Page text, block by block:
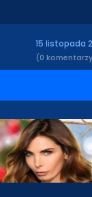
15 listopada
(0